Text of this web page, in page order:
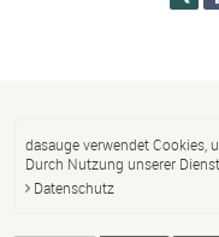
dasauge verwendet Cookies,
Durch Nutzung unserer
Datenschutz